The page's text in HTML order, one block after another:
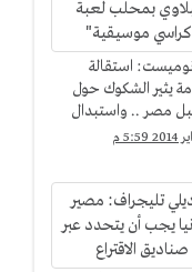
استقالة
يثير الشكوك حول
مصر .. واستبدال
بمحلب لعبة